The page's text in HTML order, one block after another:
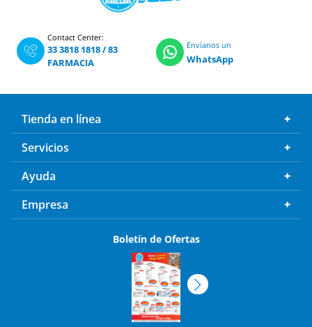
Contact Center:
33 3818 1818/83
FARMACIA
Envíanos un
WhatsApp
Tienda en línea
Servicios
Ayuda
Empresa
Boletín de Ofertas